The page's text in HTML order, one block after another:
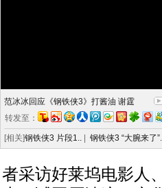
范冰冰回应《钢铁侠3》打酱油 谢霆
转发至：
[相关]钢铁侠3 片段1.. 钢铁侠3 “大腕来了
者采访好莱坞电影人